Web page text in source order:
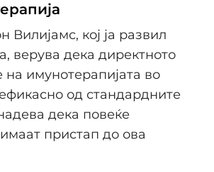
Вилијамс, кој ја развил
верува дека директното
имунотерапијата во
од стандардните
дека повеќе
пристап до ова